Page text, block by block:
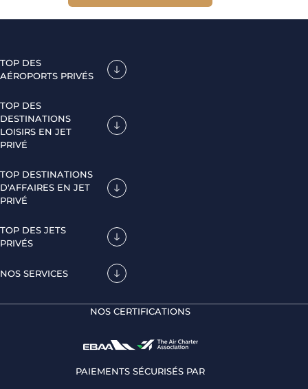
TOP DES
AÉROPORTS PRIVÉS
TOP DES
DESTINATIONS
LOISIRS EN JET
PRIVÉ
TOP DESTINATIONS
D'AFFAIRES EN JET
PRIVÉ
TOP DES JETS
PRIVÉS
NOS SERVICES
NOS CERTIFICATIONS
PAIEMENTS SÉCURISÉS PAR